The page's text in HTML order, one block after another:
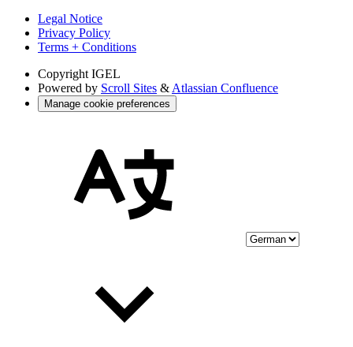
Legal Notice
Privacy Policy
Terms + Conditions
Copyright IGEL
Powered by Scroll Sites & Atlassian Confluence
Manage cookie preferences